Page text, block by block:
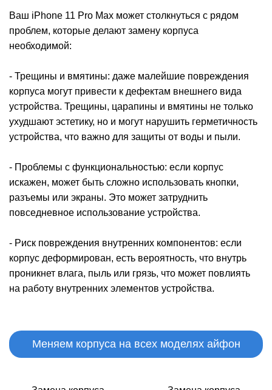
Ваш iPhone 11 Pro Max может столкнуться с рядом
проблем, которые делают замену корпуса
необходимой:
- Трещины и вмятины: даже малейшие повреждения
корпуса могут привести к дефектам внешнего вида
устройства. Трещины, царапины и вмятины не только
ухудшают эстетику, но и могут нарушить герметичность
устройства, что важно для защиты от воды и пыли.
- Проблемы с функциональностью: если корпус
искажен, может быть сложно использовать кнопки,
разъемы или экраны. Это может затруднить
повседневное использование устройства.
- Риск повреждения внутренних компонентов: если
корпус деформирован, есть вероятность, что внутрь
проникнет влага, пыль или грязь, что может повлиять
на работу внутренних элементов устройства.
Меняем корпуса на всех моделях айфон